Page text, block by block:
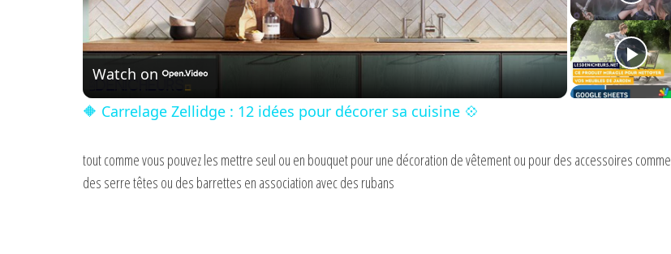
l
a
V
Watch on
🔶 Carrelage Zellidge : 12 idées pour décorer sa cuisine 💠
tout comme vous pouvez les mettre seul ou en bouquet pour une décoration de vêtement ou pour des accessoires comme
des serre têtes ou des barrettes en association avec des rubans